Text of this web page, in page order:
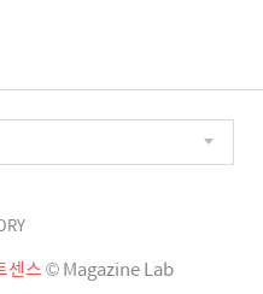
센스© Magazine Lab